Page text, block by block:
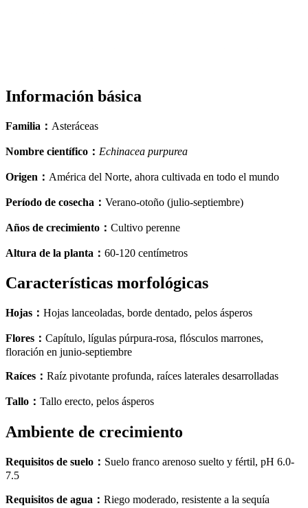
Información básica
Familia ： Asteráceas
Nombre científico ： Echinacea purpurea
Origen ： América del Norte, ahora cultivada en todo el mundo
Período de cosecha ： Verano-otoño (julio-septiembre)
Años de crecimiento ： Cultivo perenne
Altura de la planta ： 60-120 centímetros
Características morfológicas
Hojas ： Hojas lanceoladas, borde dentado, pelos ásperos
Flores ： Capítulo, lígulas púrpura-rosa, flósculos marrones,
floración en junio-septiembre
Raíces ： Raíz pivotante profunda, raíces laterales desarrolladas
Tallo ： Tallo erecto, pelos ásperos
Ambiente de crecimiento
Requisitos de suelo ： Suelo franco arenoso suelto y fértil, pH 6.0-
7.5
Requisitos de agua ： Riego moderado, resistente a la sequía